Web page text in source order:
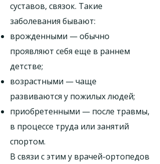
суставов, связок. Такие
заболевания бывают:
врожденными — обычно
проявляют себя еще в раннем
детстве;
возрастными — чаще
развиваются у пожилых людей;
приобретенными — после травмы,
в процессе труда или занятий
спортом.
В связи с этим у врачей-ортопедов